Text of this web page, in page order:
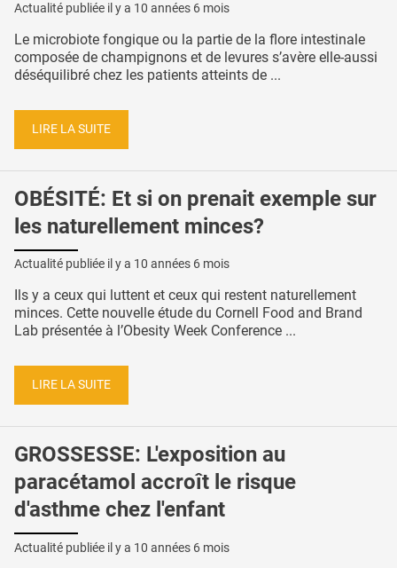
Actualité publiée il y a 10 années 6 mois
Le microbiote fongique ou la partie de la flore intestinale
composée de champignons et de levures s’avère elle-aussi
déséquilibré chez les patients atteints de ...
LIRE LA SUITE
OBÉSITÉ: Et si on prenait exemple sur
les naturellement minces?
Actualité publiée il y a 10 années 6 mois
Ils y a ceux qui luttent et ceux qui restent naturellement
minces. Cette nouvelle étude du Cornell Food and Brand
Lab présentée à l’Obesity Week Conference ...
LIRE LA SUITE
GROSSESSE: L'exposition au
paracétamol accroît le risque
d'asthme chez l'enfant
Actualité publiée il y a 10 années 6 mois